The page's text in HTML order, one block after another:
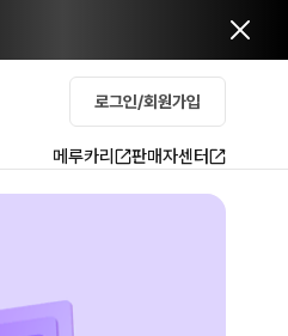
로그인/회원가입
메루카리 판매자센터